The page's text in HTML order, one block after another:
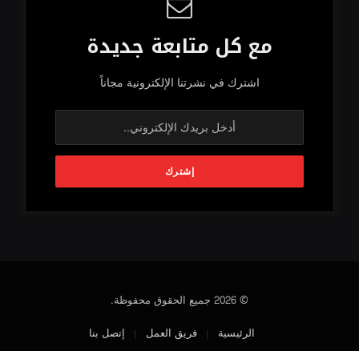
مع كل متابعة جديدة
اشترك في نشرتنا الإلكترونية مجاناً
© 2026 جميع الحقوق محفوظة.
الرئيسية
فريق العمل إتصل بنا